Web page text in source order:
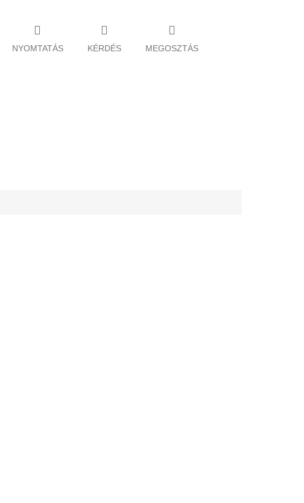
NYOMTATÁS KÉRDÉS MEGOSZTÁS